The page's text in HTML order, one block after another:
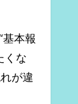
基本報
くな
が違